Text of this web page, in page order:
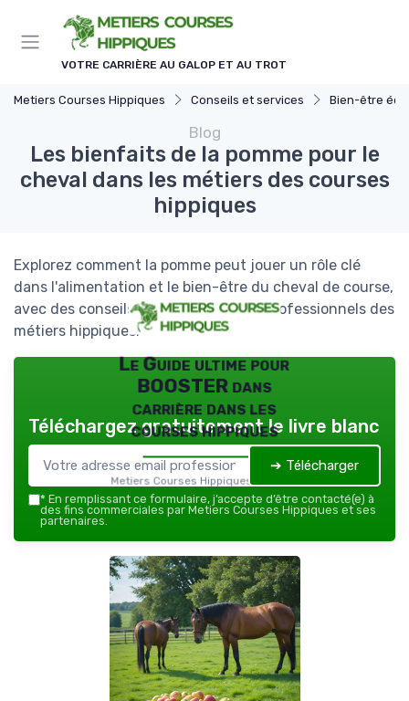
VOTRE CARRIÈRE AU GALOP ET AU TROT
Metiers Courses Hippiques Conseils et services Bien-être
Blog
Les bienfaits de la pomme pour le
cheval dans les métiers des courses
hippiques
Explorez comment la pomme peut jouer un rôle clé
dans l'alimentation et le bien-être du cheval de course,
avec des conseils pratiques pour les professionnels des
métiers hippiques.
Le Guide ultime pour
BOOSTER dans
carrière dans les
courses hippiques
Metiers Courses Hippiques — 2026
Téléchargez gratuitement le livre blanc
➔ Télécharger
* En remplissant ce formulaire, j’accepte d’être contacté(e) à
des fins commerciales par Metiers Courses Hippiques et ses
partenaires.
Panneau de gestion des cookies